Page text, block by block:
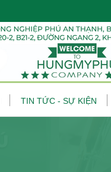
TIN TỨC - SỰ KIỆN